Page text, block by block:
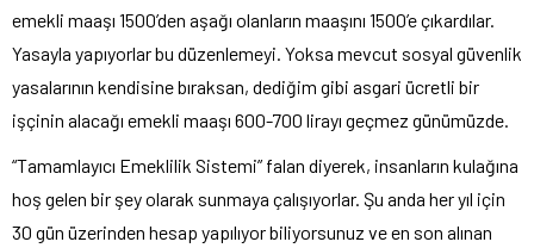
emekli maaşı 1500’den aşağı olanların maaşını 1500’e çıkardılar.
Yasayla yapıyorlar bu düzenlemeyi. Yoksa mevcut sosyal güvenlik
yasalarının kendisine bıraksan, dediğim gibi asgari ücretli bir
işçinin alacağı emekli maaşı 600-700 lirayı geçmez günümüzde.
“Tamamlayıcı Emeklilik Sistemi” falan diyerek, insanların kulağına
hoş gelen bir şey olarak sunmaya çalışıyorlar. Şu anda her yıl için
30 gün üzerinden hesap yapılıyor biliyorsunuz ve en son alınan